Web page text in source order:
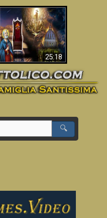
25:18
La Bibbia ha previsto
70 anni senza Papa?
🔍